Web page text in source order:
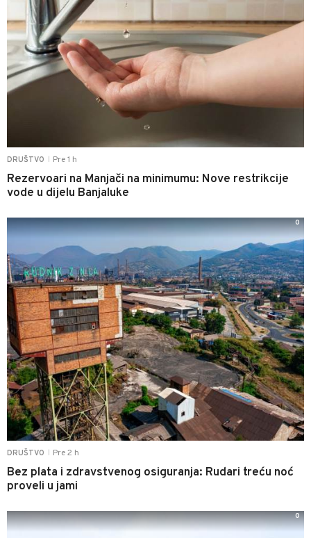
DRUŠTVO Pre 1 h
Rezervoari na Manjači na minimumu: Nove restrikcije
vode u dijelu Banjaluke
DRUŠTVO Pre 2 h
Bez plata i zdravstvenog osiguranja: Rudari treću noć
proveli u jami
0
0